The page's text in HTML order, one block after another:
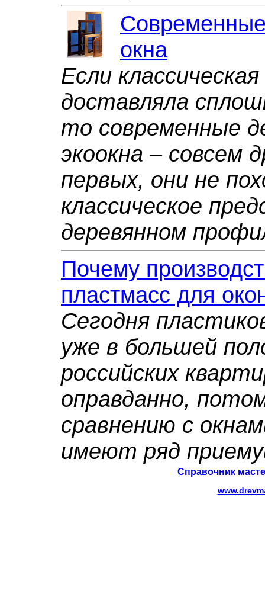
окна
Если
доставляла
то современные
экоокна – совсем
первых, они не
классическое
деревянном
Почему
пластмасс для
Сегодня
уже в большей
российских
оправданно,
сравнению с
имеют ряд
Справочник